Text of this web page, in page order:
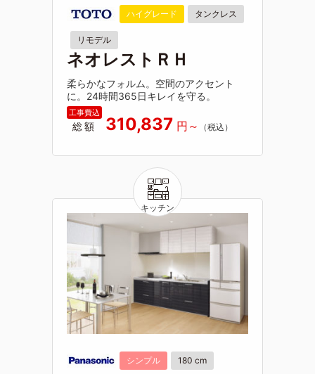
ハイグレード タンクレス
リモデル
ネオレストＲＨ
柔らかなフォルム。空間のアクセント
に。24時間365日キレイを守る。
総額 310,837
シンプル 180 cm